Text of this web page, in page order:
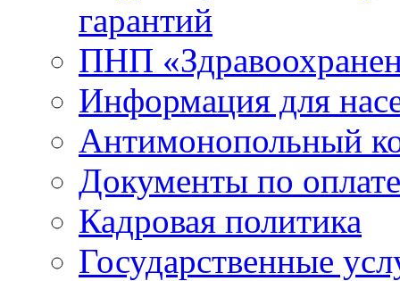
гарантий
ПНП
Информация для
Антимонопольный
Документы по
Кадровая политика
Государственные